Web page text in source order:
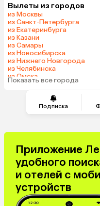
Подписка
Вылеты из городов
из Москвы
из Санкт-Петербурга
из Екатеринбурга
из Казани
из Самары
из Новосибирска
из Нижнего Новгорода
из Челябинска
из Омска
из Волгограда
Показать все города
Приложение
удобного
и отелей с
устройств